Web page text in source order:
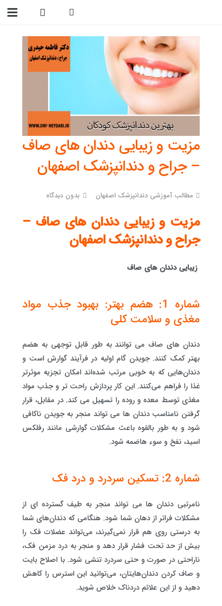
مزیت و زیبایی دندان های صاف
– جراح و دندانپزشک اصفهان
مطالب آموزشی دندانپزشک اصفهان بدون دیدگاه
مزیت و زیبایی دندان های صاف –
جراح و دندانپزشک اصفهان
زیبایی دندان های صاف
شماره 1: هضم بهتر: بهبود جذب مواد
مغذی و سلامت کلی
دندان های صاف می توانند به طور قابل توجهی به هضم
بهتر کمک کنند. جویدن گام اولیه در فرآیند گوارش است و
دندان‌هایی که به خوبی مرتب شده‌اند امکان تجزیه موثرتر
غذا را فراهم می‌کنند. این کار پردازش راحت تر و جذب مواد
مغذی توسط معده و روده را تسهیل می کند. در مقابل، قرار
گرفتن نامناسب دندان ها می تواند منجر به جویدن ناکافی
شود و به طور بالقوه باعث مشکلات گوارشی مانند رفلکس
اسید، نفخ و سوء هاضمه شود.
شماره 2: تسکین سردرد و درد فک
نامرتبی دندان ها می تواند منجر به طیف گسترده ای از
مشکلات فراتر از دهان شما شود. هنگامی که دندان‌های شما
به درستی روی هم قرار نمی‌گیرند، می‌تواند عضلات فک را
بیش از حد تحت فشار قرار دهد و منجر به درد مزمن فک،
ناراحتی در صورت و حتی سردرد تنشی شود. با اصلاح بایت
و صاف کردن دندان‌هایتان، می‌توانید این استرس را کاهش
دهید و از این علائم دردناک خلاص شوید.